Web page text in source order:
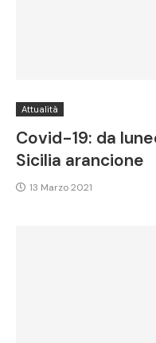
Attualità
Covid-19: da
Sicilia arancione
13 Marzo 2021